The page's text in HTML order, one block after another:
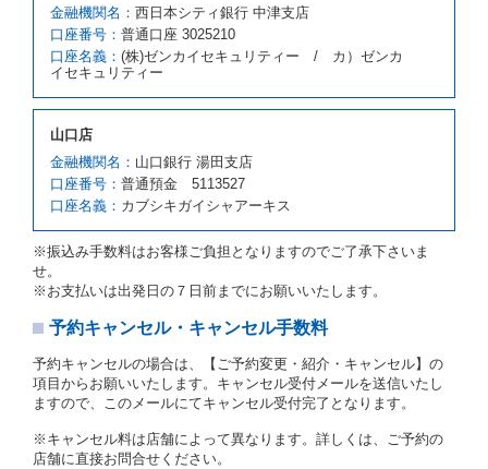
因が、当社の責に帰する事由によるときには第４条第
４項の予約の取消しとして取り扱い、当社は受領済の
予約申込金を返還するものとします。
第３項の場合、第１項の貸渡しをすることができない
第５項の予約の取消しとして取り扱い、当社は受領済
の予約申込金を返還するものとします。
第６条（免責）
当社及び借受人は、予約が取り消され、又は貸渡契約
が締結されなかったことについて、第４条及び第５条
に定める場合を除き、相互に何らの請求をしないもの
とします。
第３章／貸 渡 し
第７条（貸渡契約の締結）
借受人は第２条第１項に定める借受条件を明示し、当
社はこの約款、料金表等により貸渡条件を明示して、
貸渡契約を締結するものとします。ただし、貸し渡す
ことができるレンタカーがない場合又は借受人若しく
は運転者が第８条第１項若しくは第２項各号のいずれ
かに該当する場合を除きます。
金融機関名： 西日本シティ銀行 中津支店
口座番号： 普通口座 3025210
口座名義： (株)ゼンカイセキュリティー / カ）ゼンカ
イセキュリティー
山口店
金融機関名： 山口銀行 湯田支店
口座番号： 普通預金 5113527
口座名義： カブシキガイシャアーキス
※振込み手数料はお客様ご負担となりますのでご了承下さいま
せ。
※お支払いは出発日の７日前までにお願いいたします。
予約キャンセル・キャンセル手数料
予約キャンセルの場合は、【ご予約変更・紹介・キャンセル】の
項目からお願いいたします。キャンセル受付メールを送信いたし
ますので、このメールにてキャンセル受付完了となります。
※キャンセル料は店舗によって異なります。詳しくは、ご予約の
店舗に直接お問合せください。